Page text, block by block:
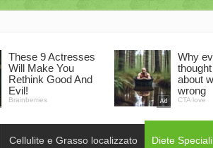
Cellulite e Grasso localizzato Diete Speciali